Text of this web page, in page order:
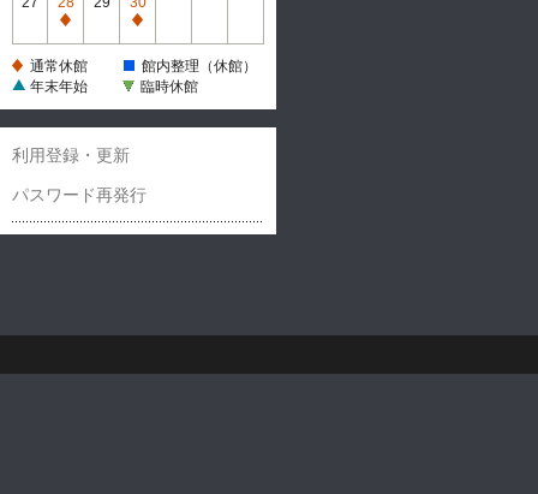
休
館
通
休
通
休
通常休館
館内整理（休館）
年末年始
臨時休館
利用登録・更新
パスワード再発行